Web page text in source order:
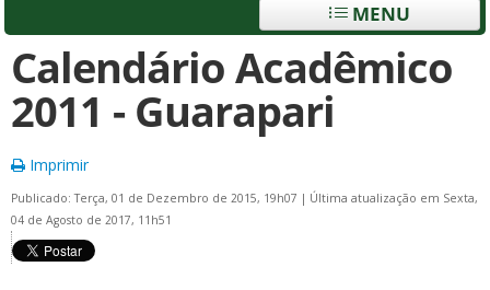
MENU
Calendário Acadêmico
2011 - Guarapari
Imprimir
Publicado: Terça, 01 de Dezembro de 2015, 19h07 | Última atualização em Sexta,
04 de Agosto de 2017, 11h51